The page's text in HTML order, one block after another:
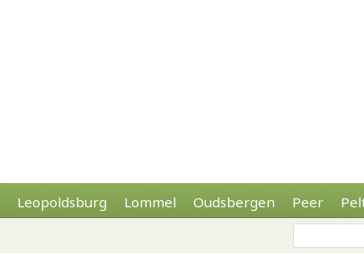
Leopoldsburg Lommel Oudsbergen Peer